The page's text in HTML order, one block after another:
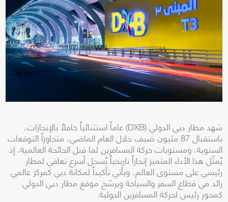
شهد مطار دبي الدولي (DXB) عاماً استثنائياً حافلاً بالإنجازات،
باستقبال 87 مليون ضيف خلال العام الماضي، متجاوزاً التوقعات
السنوية، ومستويات حركة المسافرين لما قبل الجائحة العالمية، إذ
يُمثّل هذا الأداء المتميز إنجازاً تاريخياً يُسجل أسرع تعافي لمطار
رئيسي على مستوى العالم، ويأتي تأكيداً لمكانة دبي كمركز عالمي
رائد في قطاع السفر والسياحة ويرسّخ موقع مطار دبي الدولي
كمحور رئيس لحركة المسافرين الدولية.